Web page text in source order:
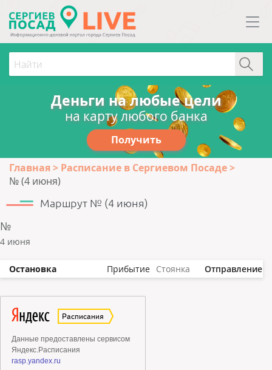
Деньги на любые цели
на карту любого банка
Получить
Главная
Расписание в Сергиевом Посаде
№ (4 июня)
Маршрут № (4 июня)
№
4 июня
Остановка Прибытие Стоянка Отправление